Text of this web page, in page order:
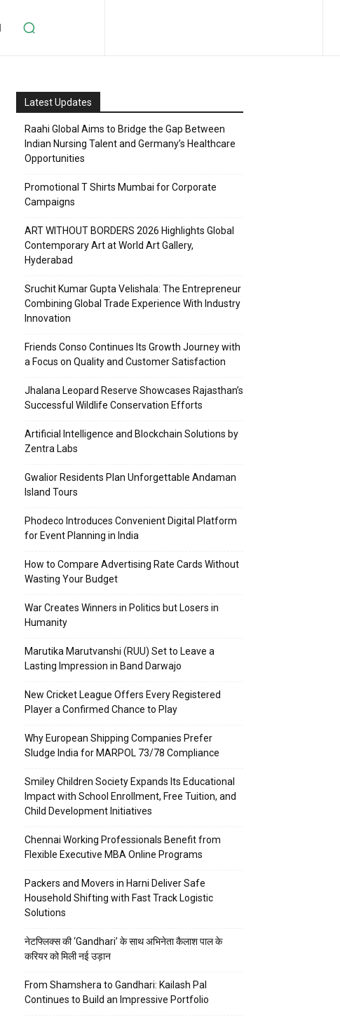
Latest Updates
Raahi Global Aims to Bridge the Gap Between
Indian Nursing Talent and Germany’s Healthcare
Opportunities
Promotional T Shirts Mumbai for Corporate
Campaigns
ART WITHOUT BORDERS 2026 Highlights Global
Contemporary Art at World Art Gallery,
Hyderabad
Sruchit Kumar Gupta Velishala: The Entrepreneur
Combining Global Trade Experience With Industry
Innovation
Friends Conso Continues Its Growth Journey with
a Focus on Quality and Customer Satisfaction
Jhalana Leopard Reserve Showcases Rajasthan’s
Successful Wildlife Conservation Efforts
Artificial Intelligence and Blockchain Solutions by
Zentra Labs
Gwalior Residents Plan Unforgettable Andaman
Island Tours
Phodeco Introduces Convenient Digital Platform
for Event Planning in India
How to Compare Advertising Rate Cards Without
Wasting Your Budget
War Creates Winners in Politics but Losers in
Humanity
Marutika Marutvanshi (RUU) Set to Leave a
Lasting Impression in Band Darwajo
New Cricket League Offers Every Registered
Player a Confirmed Chance to Play
Why European Shipping Companies Prefer
Sludge India for MARPOL 73/78 Compliance
Smiley Children Society Expands Its Educational
Impact with School Enrollment, Free Tuition, and
Child Development Initiatives
Chennai Working Professionals Benefit from
Flexible Executive MBA Online Programs
Packers and Movers in Harni Deliver Safe
Household Shifting with Fast Track Logistic
Solutions
नेटफ्लिक्स की ‘Gandhari’ के साथ अभिनेता कैलाश पाल के
करियर को मिली नई उड़ान
From Shamshera to Gandhari: Kailash Pal
Continues to Build an Impressive Portfolio